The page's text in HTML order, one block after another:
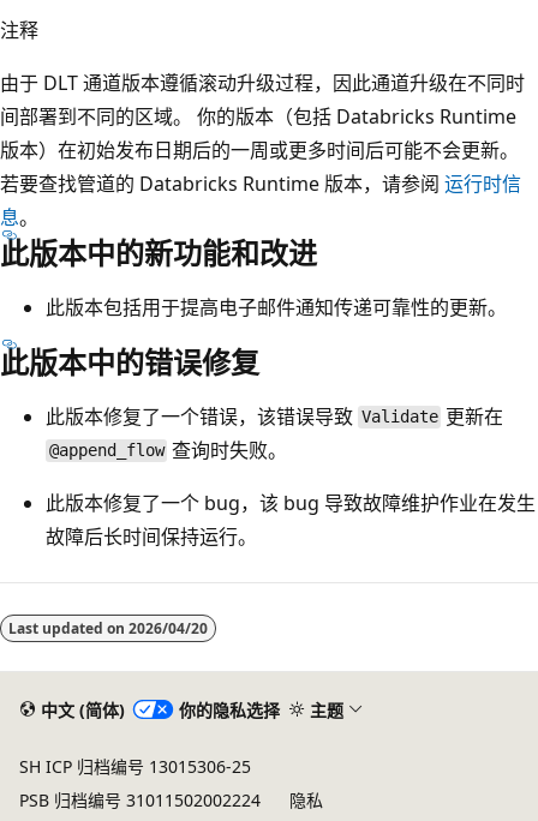
注释
由于 DLT 通道版本遵循滚动升级过程，因此通道升级在不同时
间部署到不同的区域。 你的版本（包括 Databricks Runtime
版本）在初始发布日期后的一周或更多时间后可能不会更新。
若要查找管道的 Databricks Runtime 版本，请参阅 运行时信
息。
此版本中的新功能和改进
此版本包括用于提高电子邮件通知传递可靠性的更新。
此版本中的错误修复
此版本修复了一个错误，该错误导致 Validate 更新在
@append_flow 查询时失败。
此版本修复了一个 bug，该 bug 导致故障维护作业在发生
故障后长时间保持运行。
阅
读Last updated on 2026/04/20
中文 (简体) 你的隐私选择 主题
SH ICP 归档编号 13015306-25
PSB 归档编号 31011502002224
隐私